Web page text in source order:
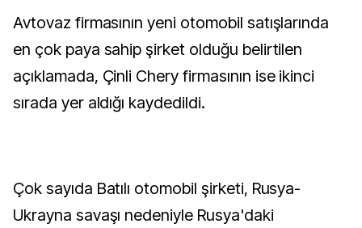
Avtovaz firmasının yeni otomobil satışlarında
en çok paya sahip şirket olduğu belirtilen
açıklamada, Çinli Chery firmasının ise ikinci
sırada yer aldığı kaydedildi.
Çok sayıda Batılı otomobil şirketi, Rusya-
Ukrayna savaşı nedeniyle Rusya'daki